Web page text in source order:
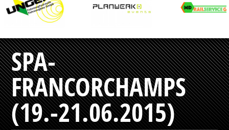
SPA-
FRANCORCHAMPS
(19.-21.06.2015)